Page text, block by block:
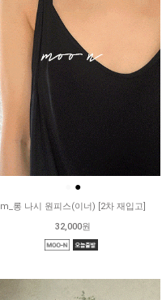
●
m_롱 나시 원피스(이너) [2차 재입고]
32,000원